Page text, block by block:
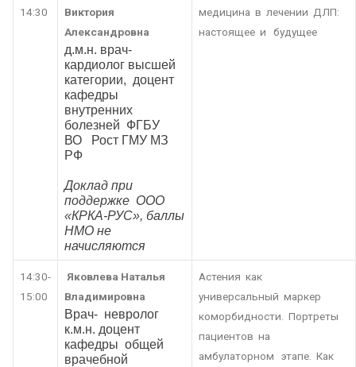
14:30
Виктория
Александровна
д.м.н. врач-
кардиолог высшей
категории, доцент
кафедры
внутренних
болезней ФГБУ
ВО Рост ГМУ МЗ
РФ
Доклад при
поддержке ООО
«КРКА-РУС», баллы
НМО не
начисляются
медицина в лечении ДЛП:
настоящее и будущее
14:30-
15:00
Яковлева Наталья
Владимировна
Врач- невролог
к.м.н. доцент
кафедры общей
врачебной
Астения как
универсальный маркер
коморбидности. Портреты
пациентов на
амбулаторном этапе. Как